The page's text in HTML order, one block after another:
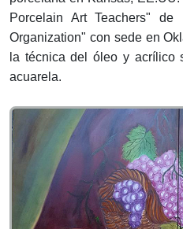
Porcelain Art Teachers"
Organization" con sede en
la técnica del óleo y acrílico
acuarela.